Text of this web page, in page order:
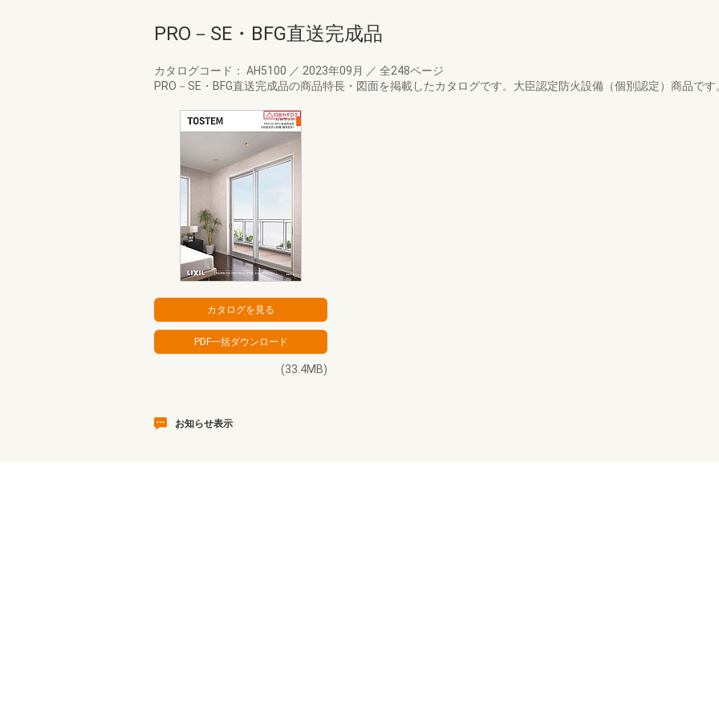
PRO－SE・BFG直送完成品
カタログコード： AH5100 ／ 2023年09月 ／ 全248ページ
PRO－SE・BFG直送完成品の商品特長・図面を掲載したカタログです。大臣認定防火設備（個別認定）商品です
(33.4MB)
お知らせ表示